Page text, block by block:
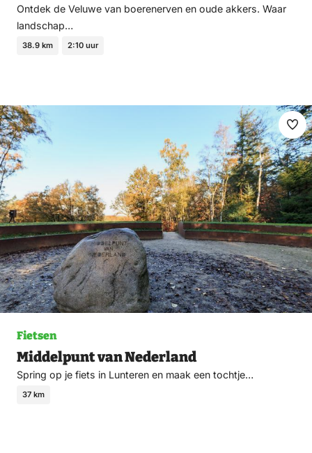
Ontdek de Veluwe van boerenerven en oude akkers. Waar
landschap…
38.9 km 2:10 uur
Fietsen
Middelpunt van Nederland
Spring op je fiets in Lunteren en maak een tochtje…
37 km